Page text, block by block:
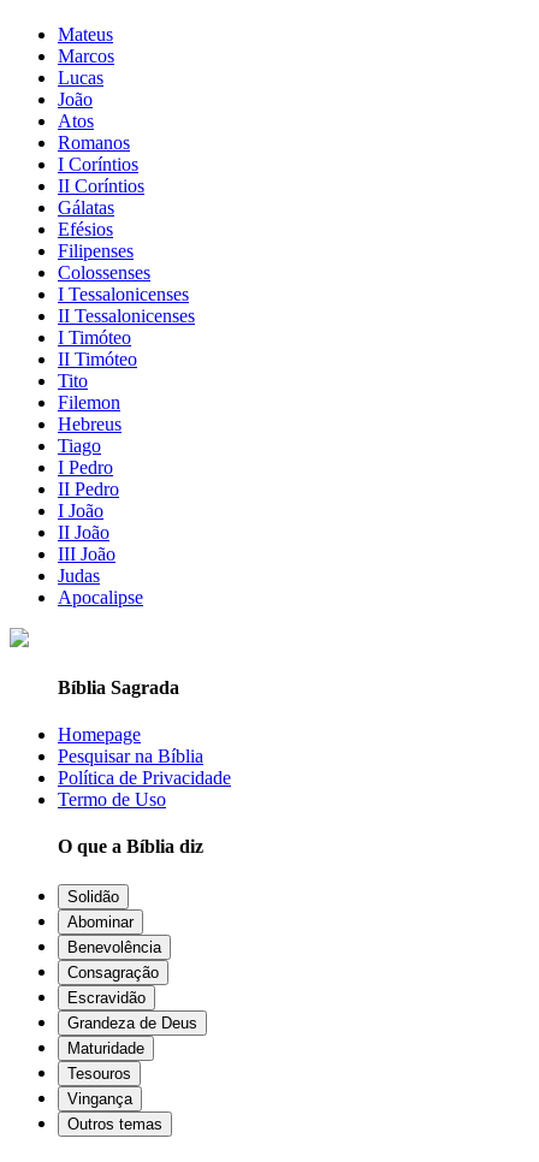
Mateus
Marcos
Lucas
João
Atos
Romanos
I Coríntios
II Coríntios
Gálatas
Efésios
Filipenses
Colossenses
I Tessalonicenses
II Tessalonicenses
I Timóteo
II Timóteo
Tito
Filemon
Hebreus
Tiago
I Pedro
II Pedro
I João
II João
III João
Judas
Apocalipse
Bíblia Sagrada
Homepage
Pesquisar na Bíblia
Política de Privacidade
Termo de Uso
O que a Bíblia diz
Solidão
Abominar
Benevolência
Consagração
Escravidão
Grandeza de Deus
Maturidade
Tesouros
Vingança
Outros temas